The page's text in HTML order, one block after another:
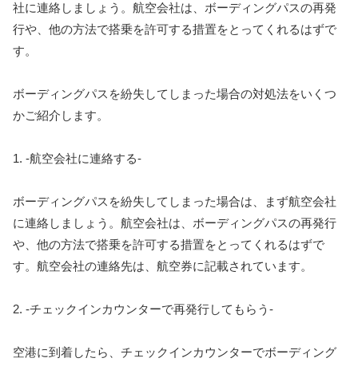
社に連絡しましょう。航空会社は、ボーディングパスの再発
行や、他の方法で搭乗を許可する措置をとってくれるはずで
す。
ボーディングパスを紛失してしまった場合の対処法をいくつ
かご紹介します。
1. -航空会社に連絡する-
ボーディングパスを紛失してしまった場合は、まず航空会社
に連絡しましょう。航空会社は、ボーディングパスの再発行
や、他の方法で搭乗を許可する措置をとってくれるはずで
す。航空会社の連絡先は、航空券に記載されています。
2. -チェックインカウンターで再発行してもらう-
空港に到着したら、チェックインカウンターでボーディング